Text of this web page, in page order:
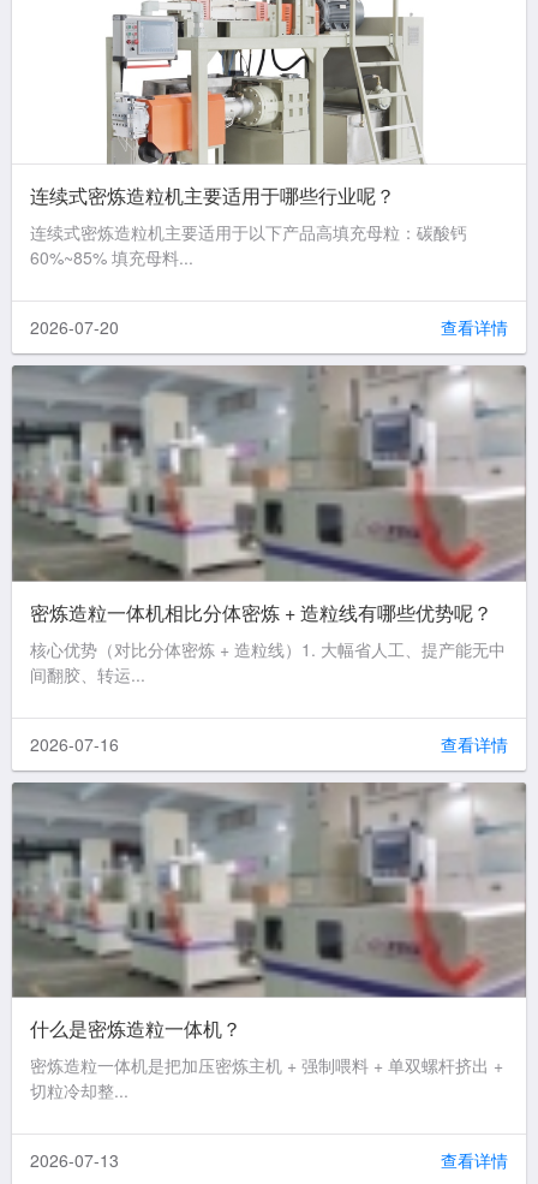
连续式密炼造粒机主要适用于哪些行业呢？
连续式密炼造粒机主要适用于以下产品高填充母粒：碳酸钙
60%~85% 填充母料...
2026-07-20 查看详情
密炼造粒一体机相比分体密炼 + 造粒线有哪些优势呢？
核心优势（对比分体密炼 + 造粒线）1. 大幅省人工、提产能无中
间翻胶、转运...
2026-07-16 查看详情
什么是密炼造粒一体机？
密炼造粒一体机是把加压密炼主机 + 强制喂料 + 单双螺杆挤出 +
切粒冷却整...
2026-07-13 查看详情